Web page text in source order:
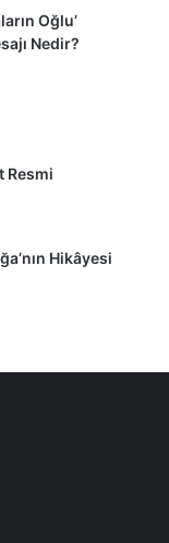
Oğlu’
Nedir?
Resmi
Hikâyesi